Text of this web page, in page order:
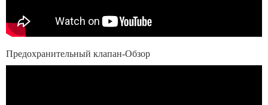
Предохранительный клапан-Обзор